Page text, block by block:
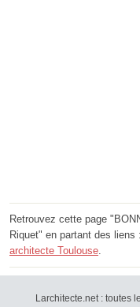
Retrouvez cette page
Riquet" en partant des liens :
architecte Toulouse
Larchitecte.net : toutes